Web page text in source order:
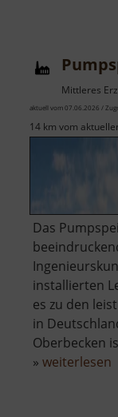
Mittleres
aktuell vom 07.06.2026 /
14 km vom
Das
installierten
es zu den
in
Oberbecken
» weiterlesen